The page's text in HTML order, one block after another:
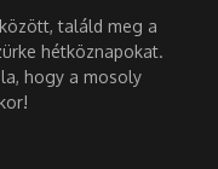
találd meg a
hétköznapokat.
hogy a mosoly